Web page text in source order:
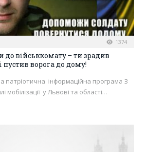
1374
військкомату – ти зрадив
пустив ворога до дому!
патріотична інформаційна програма З
мобілізації у Львові та області…